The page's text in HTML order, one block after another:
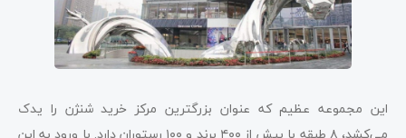
این مجموعه عظیم که عنوان بزرگترین مرکز خرید شنژن را یدک